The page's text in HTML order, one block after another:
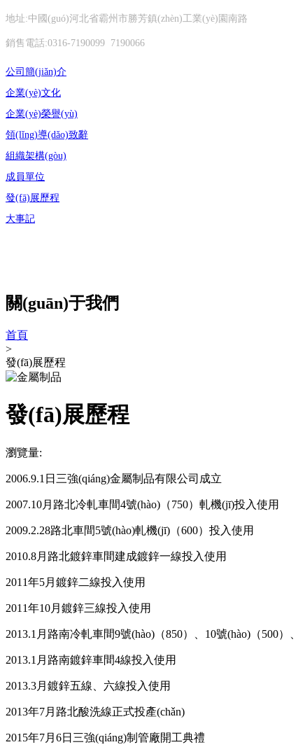
地址:中國(guó)河北省霸州市勝芳鎮(zhèn)工業(yè)園南路
銷售電話:0316-7190099 7190066
公司簡(jiǎn)介
企業(yè)文化
企業(yè)榮譽(yù)
領(lǐng)導(dǎo)致辭
組織架構(gòu)
成員單位
發(fā)展歷程
大事記
關(guān)于我們
首頁
>
發(fā)展歷程
發(fā)展歷程
瀏覽量:
2006.9.1日三強(qiáng)金屬制品有限公司成立
2007.10月路北冷軋車間4號(hào)（750）軋機(jī)投入使用
2009.2.28路北車間5號(hào)軋機(jī)（600）投入使用
2010.8月路北鍍鋅車間建成鍍鋅一線投入使用
2011年5月鍍鋅二線投入使用
2011年10月鍍鋅三線投入使用
2013.1月路南冷軋車間9號(hào)（850）、 10號(hào)（500）
2013.1月路南鍍鋅車間4線投入使用
2013.3月鍍鋅五線、六線投入使用
2013年7月路北酸洗線正式投產(chǎn)
2015年7月6日三強(qiáng)制管廠開工典禮